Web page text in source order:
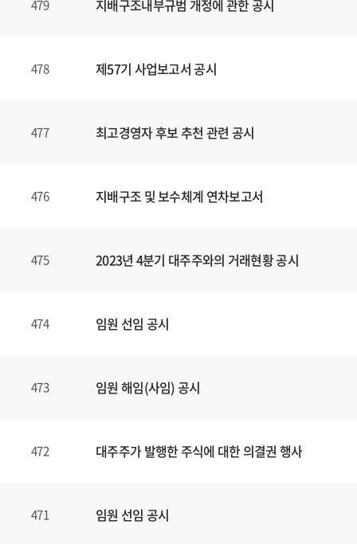
479 지배구조내부규범 개정에 관한 공시
478 제57기 사업보고서 공시
477 최고경영자 후보 추천 관련 공시
476 지배구조 및 보수체계 연차보고서
475 2023년 4분기 대주주와의 거래현황 공시
474 임원 선임 공시
473 임원 해임(사임) 공시
472 대주주가 발행한 주식에 대한 의결권 행사
471 임원 선임 공시